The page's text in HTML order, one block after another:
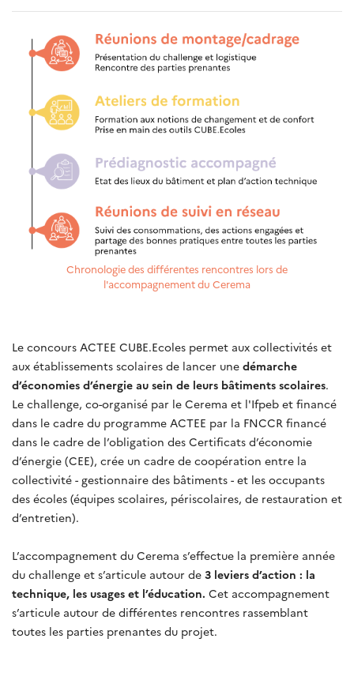
Chronologie des différentes rencontres lors de
l'accompagnement du Cerema
Le concours ACTEE CUBE.Ecoles permet aux collectivités et
aux établissements scolaires de lancer une démarche
d’économies d’énergie au sein de leurs bâtiments scolaires.
Le challenge, co-organisé par le Cerema et l'Ifpeb et financé
dans le cadre du programme ACTEE par la FNCCR financé
dans le cadre de l’obligation des Certificats d’économie
d’énergie (CEE), crée un cadre de coopération entre la
collectivité - gestionnaire des bâtiments - et les occupants
des écoles (équipes scolaires, périscolaires, de restauration et
d’entretien).
L’accompagnement du Cerema s’effectue la première année
du challenge et s’articule autour de 3 leviers d’action : la
technique, les usages et l’éducation. Cet accompagnement
s’articule autour de différentes rencontres rassemblant
toutes les parties prenantes du projet.